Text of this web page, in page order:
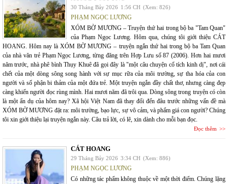
30 Tháng Bảy 2026 1:56 CH (Xem: 826)
PHẠM NGỌC LƯƠNG
XÓM BỜ MƯƠNG – Truyện thứ hai trong bộ ba "Tam Quan"
của Phạm Ngọc Lương. Hôm qua, chúng tôi giới thiệu CÁT
HOANG. Hôm nay là XÓM BỜ MƯƠNG – truyện ngắn thứ hai trong bộ ba Tam Quan
của nhà văn trẻ Phạm Ngọc Lương, từng đăng trên Hợp Lưu số 87 (2006). Hơn hai mươi
năm trước, nhà phê bình Thụy Khuê đã gọi đây là "một câu chuyện cổ tích kinh dị", nơi cái
chết của một dòng sông song hành với sự mục rữa của môi trường, sự tha hóa của con
người và số phận bi thảm của một đứa trẻ. Một truyện ngắn đầy chất thơ, nhưng càng đẹp
càng khiến người đọc rùng mình. Hai mươi năm đã trôi qua. Dòng sông trong truyện có còn
là một ẩn dụ của hôm nay? Xã hội Việt Nam đã thay đổi đến đâu trước những vấn đề mà
XÓM BỜ MƯƠNG đặt ra: môi trường, bạo lực, sự vô cảm, và phẩm giá con người? Chúng
tôi xin giới thiệu lại truyện ngắn này. Câu trả lời, có lẽ, xin dành cho mỗi bạn đọc.
Đọc thêm
CÁT HOANG
29 Tháng Bảy 2026 3:34 CH (Xem: 886)
PHẠM NGỌC LƯƠNG
Có những tác phẩm không thuộc về một thời điểm. Chúng lặng